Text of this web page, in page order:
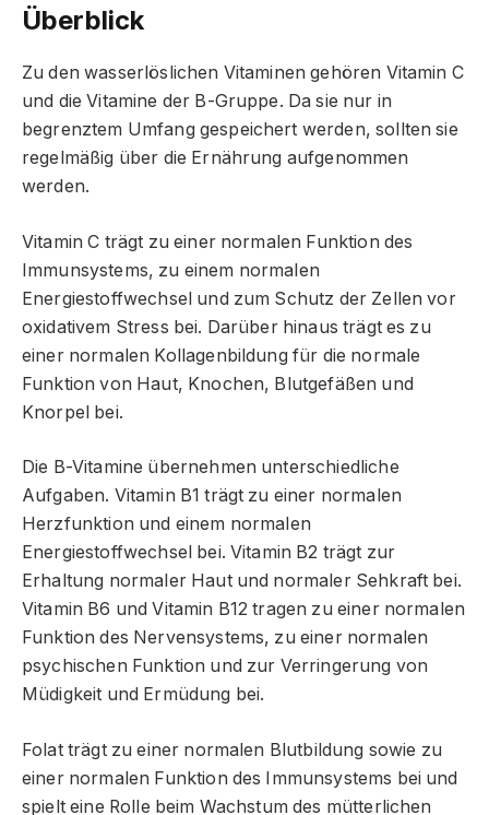
Überblick
Zu den wasserlöslichen Vitaminen gehören Vitamin C
und die Vitamine der B-Gruppe. Da sie nur in
begrenztem Umfang gespeichert werden, sollten sie
regelmäßig über die Ernährung aufgenommen
werden.
Vitamin C trägt zu einer normalen Funktion des
Immunsystems, zu einem normalen
Energiestoffwechsel und zum Schutz der Zellen vor
oxidativem Stress bei. Darüber hinaus trägt es zu
einer normalen Kollagenbildung für die normale
Funktion von Haut, Knochen, Blutgefäßen und
Knorpel bei.
Die B-Vitamine übernehmen unterschiedliche
Aufgaben. Vitamin B1 trägt zu einer normalen
Herzfunktion und einem normalen
Energiestoffwechsel bei. Vitamin B2 trägt zur
Erhaltung normaler Haut und normaler Sehkraft bei.
Vitamin B6 und Vitamin B12 tragen zu einer normalen
Funktion des Nervensystems, zu einer normalen
psychischen Funktion und zur Verringerung von
Müdigkeit und Ermüdung bei.
Folat trägt zu einer normalen Blutbildung sowie zu
einer normalen Funktion des Immunsystems bei und
spielt eine Rolle beim Wachstum des mütterlichen